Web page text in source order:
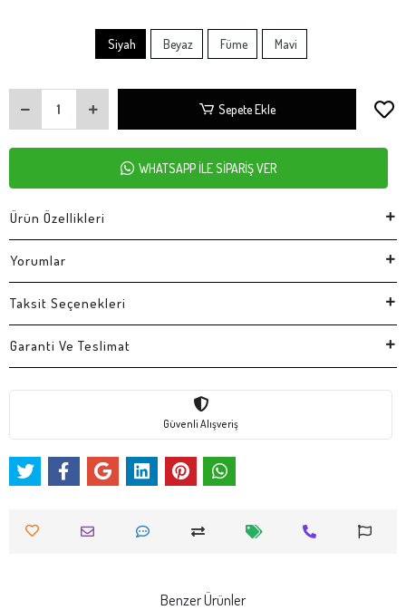
Siyah Beyaz Füme Mavi
Sepete Ekle
WHATSAPP İLE SİPARİŞ VER
Ürün Özellikleri
Yorumlar
Taksit Seçenekleri
Garanti Ve Teslimat
Güvenli Alışveriş
Benzer Ürünler